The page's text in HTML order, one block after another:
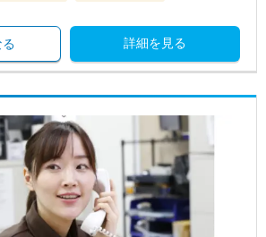
詳細を見る